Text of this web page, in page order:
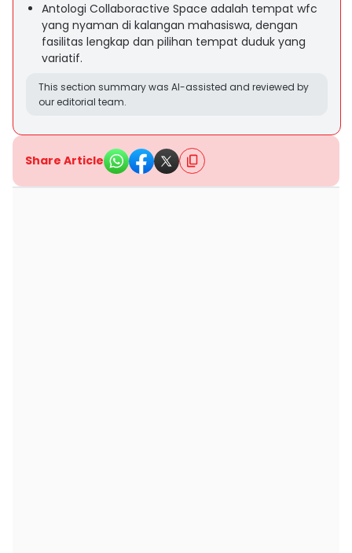
Antologi Collaboractive Space adalah tempat wfc
yang nyaman di kalangan mahasiswa, dengan
fasilitas lengkap dan pilihan tempat duduk yang
variatif.
This section summary was AI-assisted and reviewed by
our editorial team.
Share Article